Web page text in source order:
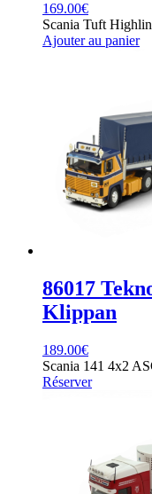
169.00€
Scania Tuft
Ajouter au panier
86017
Klippan
189.00€
Scania 141 4x2
Réserver